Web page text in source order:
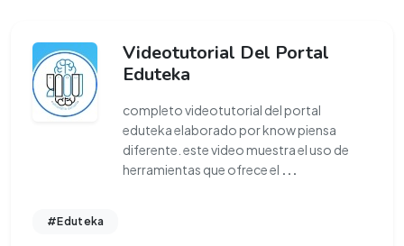
Videotutorial Del Portal
Eduteka
completo videotutorial del portal
eduteka elaborado por know piensa
diferente. este video muestra el uso de
herramientas que ofrece el ...
#Eduteka